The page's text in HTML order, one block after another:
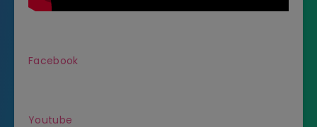
Facebook
Youtube